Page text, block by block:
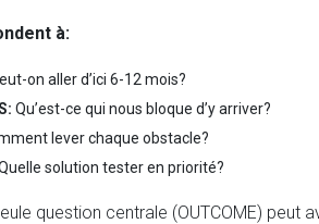
à:
on aller d’ici 6-12 mois?
Qu’est-ce qui nous bloque d’y arriver?
lever chaque obstacle?
solution tester en priorité?
question centrale (OUTCOME) peut